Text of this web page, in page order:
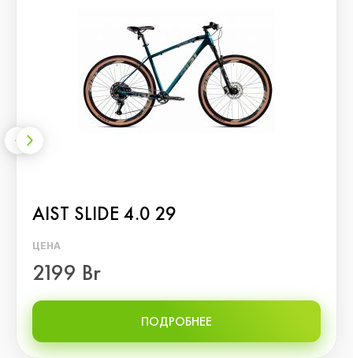
AIST SLIDE 4.0 29
ЦЕНА
2199 Br
ПОДРОБНЕЕ